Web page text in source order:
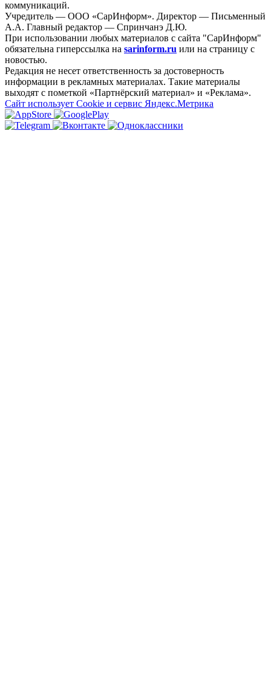
коммуникаций.
Учредитель — ООО «СарИнформ». Директор — Письменный
А.А. Главный редактор — Спринчанэ Д.Ю.
При использовании любых материалов с сайта "СарИнформ"
обязательна гиперссылка на sarinform.ru или на страницу с
новостью.
Редакция не несет ответственность за достоверность
информации в рекламных материалах. Такие материалы
выходят с пометкой «Партнёрский материал» и «Реклама».
Сайт использует Cookie и сервиc Яндекс.Метрика